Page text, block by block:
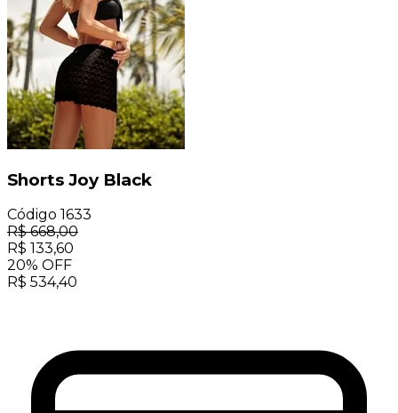
Shorts Joy Black
Código 1633
R$668,00
R$ 133,60
20% OFF
R$ 534,40